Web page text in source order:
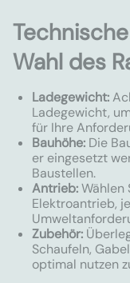
Wahl des
Ladegewicht:
Ladegewicht,
für Ihre
Bauhöhe: Die
er eingesetzt
Baustellen.
Antrieb:Wählen
Elektroantrieb,
Zubehör:
Schaufeln,
optimal nutzen